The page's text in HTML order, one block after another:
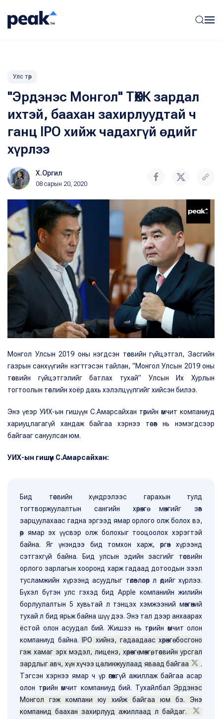
Улс төр
"Эрдэнэс Монгол" ТӨХК зардал
ихтэй, баахан захирлуудтай ч
ганц IPO хийж чадахгүй өдийг
хүрлээ
Х.Оргил
08 сарын 20, 2020
Монгол Улсын 2019 оны нэгдсэн төсвийн гүйцэтгэл, Засгийн
газрын санхүүгийн нэгтгэсэн тайлан, “Монгол Улсын 2019 оны
төсвийн гүйцэтгэлийг батлах тухай” Улсын Их Хурлын
тогтоолын төслийн хоёр дахь хэлэлцүүлгийг хийсэн билээ.
Энэ үеэр УИХ-ын гишүүн С.Амарсайхан төрийн өмчит компаниуд
хариуцлагагүй хандаж байгаа хэрнээ төсөв нь нэмэгдсээр
байгааг сануулсан юм.
УИХ-ын гишүүн С.Амарсайхан:
Бид төсвийн хүндрэлээс гарахын тулд
тогтворжуулалтын сангийн хөрөнгө мөнгийг зөв
зарцуулахаас гадна эргээд ямар орлого олж болох вэ,
өөр ямар эх үүсвэр олж болохыг тооцоолох хэрэгтэй
байна. Яг үнэндээ бид томхон харж, өргөн хүрээнд
сэтгэхгүй байна. Бид улсын эдийн засгийг төсвийн
орлого зарлагын хооронд харж гадаад дотоодын зээл
тусламжийн хүрээнд асуудлыг төлөвлөсөөр л өдийг хүрлээ.
Бүхэл бүтэн улс гэхэд бид Apple компанийн жилийн
борлуулалтын 5 хувьтай л тэнцэх хэмжээний мөнгөний
тухай л бид ярьж байна шүү дээ. Энэ тал дээр анхаарах
ёстой олон асуудал бий. Жишээ нь төрийн өмчит олон
компаниуд байна. IPO хийнэ, гадаадаас хөрөнгө босгоно
гэж хамаг эрх мэдэл, лиценз, хөрөнгө мөнгө, төсвийн урсгал
зардлыг авч, хүн хүчээ цалинжуулаад яваад байгаа
.
Тэгсэн хэрнээ ямар ч үр өгөөжгүй ажиллаж байгаа асар
олон төрийн өмчит компаниуд бий. Тухайлбал Эрдэнэс
Монгол гэж компани юу хийж байгаа юм бэ. Энэ
компанид баахан захирлууд ажиллаад л байдаг.